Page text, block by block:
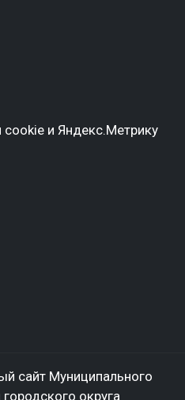
и Яндекс.Метрику
сайт Муниципального
округа